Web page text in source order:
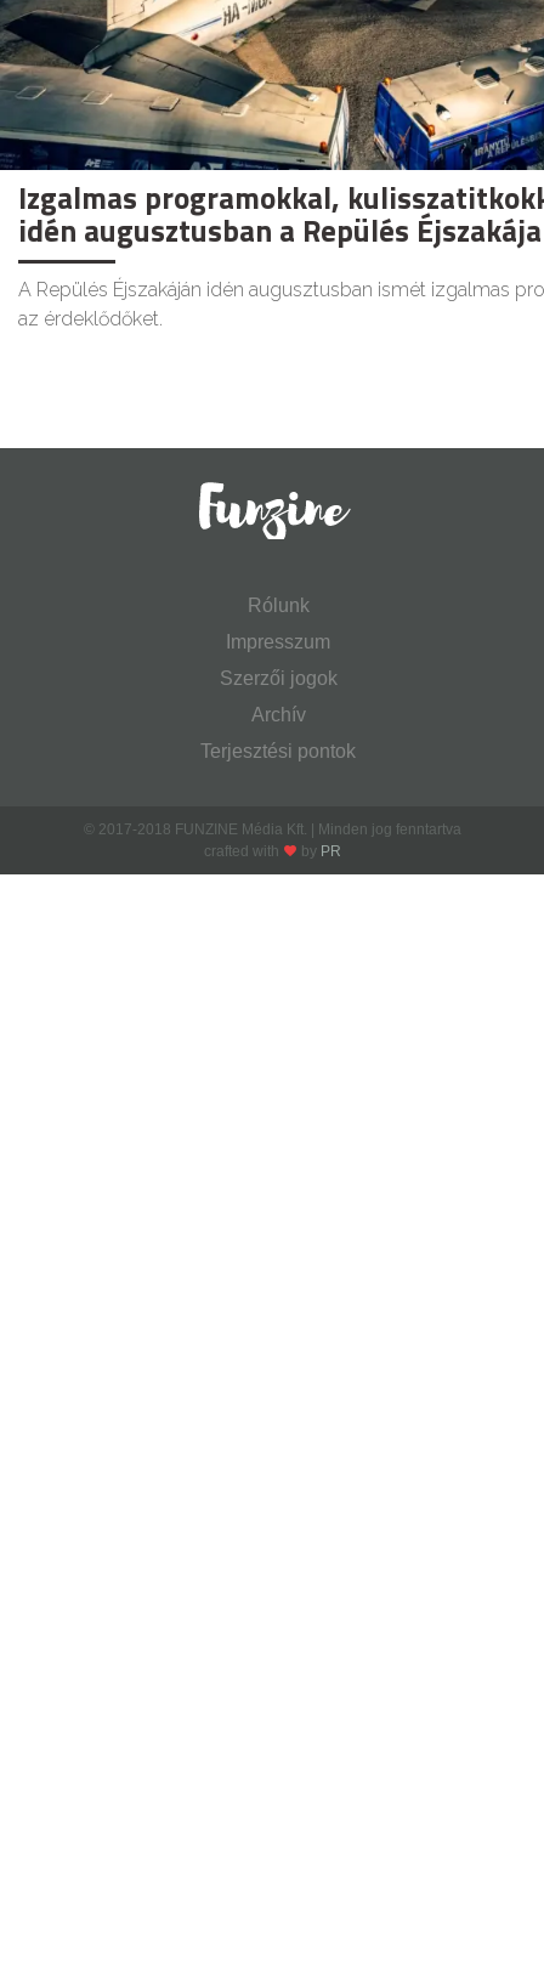
Izgalmas programokkal,
idén augusztusban a Repülés Éjszakája
A Repülés Éjszakáján idén augusztusban ismét izgalmas
az érdeklődőket.
Rólunk
Impresszum
Szerzői jogok
Archív
Terjesztési pontok
© 2017-2018 FUNZINE Média Kft. | Minden jog fenntartva
crafted with
by PR